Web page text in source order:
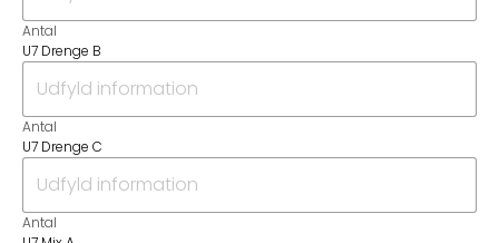
Antal
U7 Drenge B
Antal
U7 Drenge C
Antal